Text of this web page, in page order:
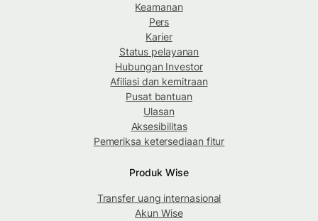
Keamanan
Pers
Karier
Status pelayanan
Hubungan Investor
Afiliasi dan kemitraan
Pusat bantuan
Ulasan
Aksesibilitas
Pemeriksa ketersediaan fitur
Produk Wise
Transfer uang internasional
Akun Wise